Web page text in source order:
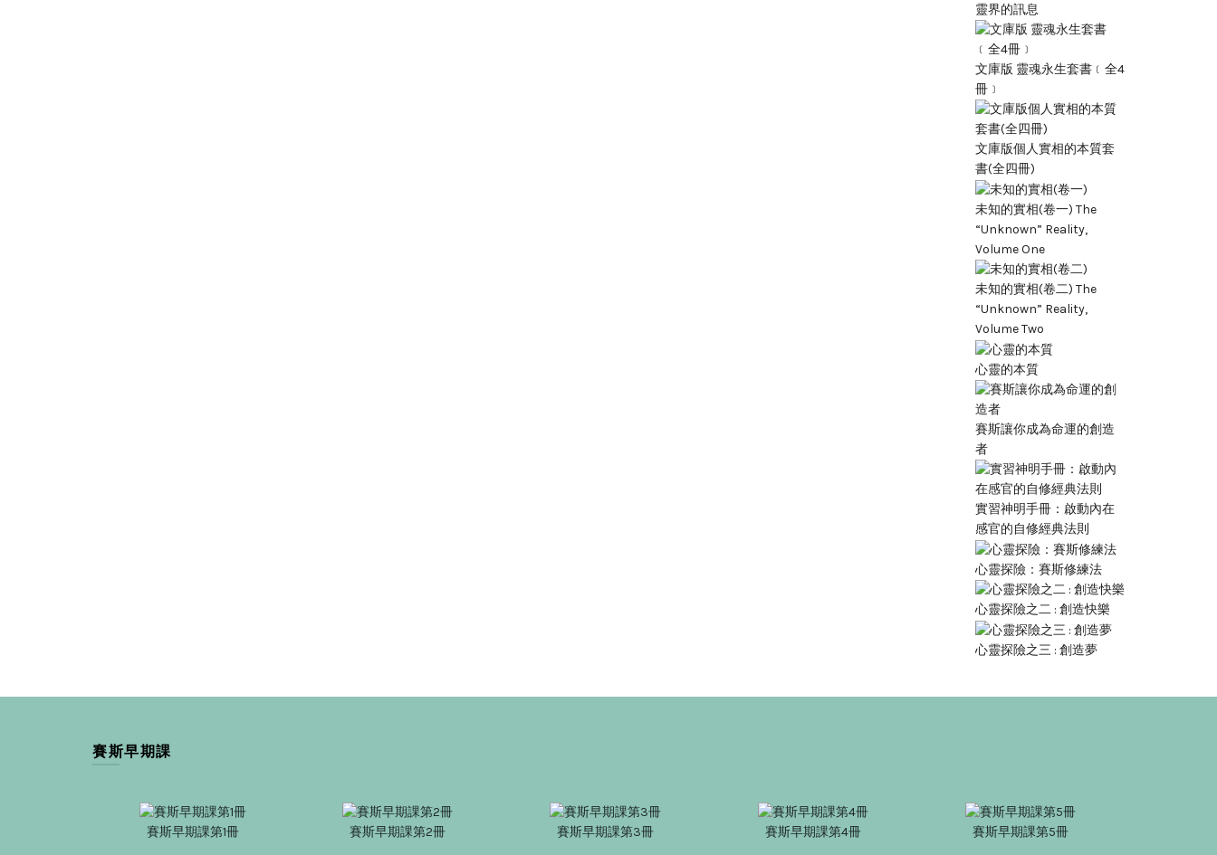
靈界的訊息
文庫版 靈魂永生套書﹝全4
冊﹞
文庫版個人實相的本質套
書(全四冊)
未知的實相(卷一) The
“Unknown” Reality,
Volume One
未知的實相(卷二) The
“Unknown” Reality,
Volume Two
心靈的本質
賽斯讓你成為命運的創造
者
實習神明手冊：啟動內在
感官的自修經典法則
心靈探險：賽斯修練法
心靈探險之二 : 創造快樂
心靈探險之三 : 創造夢
賽斯早期課
賽斯早期課第1冊 賽斯早期課第2冊 賽斯早期課第3冊 賽斯早期課第4冊 賽斯早期課第5冊